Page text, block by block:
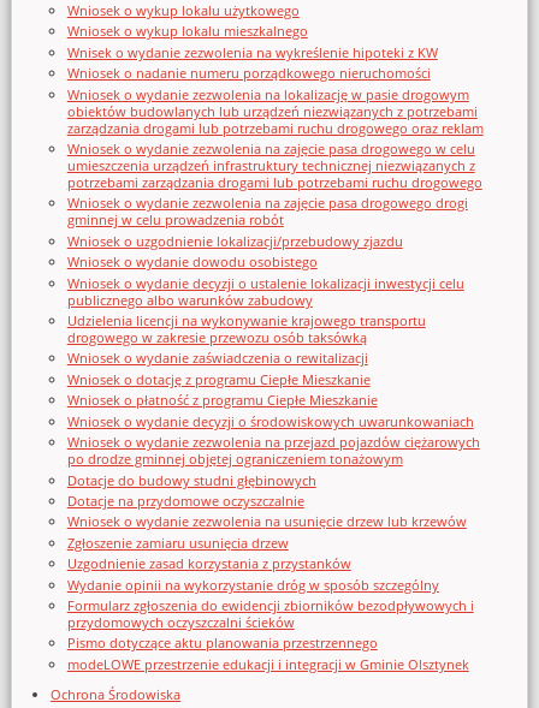
Wniosek o wykup lokalu użytkowego
Wniosek o wykup lokalu mieszkalnego
Wnisek o wydanie zezwolenia na wykreślenie hipoteki z KW
Wniosek o nadanie numeru porządkowego nieruchomości
Wniosek o wydanie zezwolenia na lokalizację w pasie drogowym
obiektów budowlanych lub urządzeń niezwiązanych z potrzebami
zarządzania drogami lub potrzebami ruchu drogowego oraz reklam
Wniosek o wydanie zezwolenia na zajęcie pasa drogowego w celu
umieszczenia urządzeń infrastruktury technicznej niezwiązanych z
potrzebami zarządzania drogami lub potrzebami ruchu drogowego
Wniosek o wydanie zezwolenia na zajęcie pasa drogowego drogi
gminnej w celu prowadzenia robót
Wniosek o uzgodnienie lokalizacji/przebudowy zjazdu
Wniosek o wydanie dowodu osobistego
Wniosek o wydanie decyzji o ustalenie lokalizacji inwestycji celu
publicznego albo warunków zabudowy
Udzielenia licencji na wykonywanie krajowego transportu
drogowego w zakresie przewozu osób taksówką
Wniosek o wydanie zaświadczenia o rewitalizacji
Wniosek o dotację z programu Ciepłe Mieszkanie
Wniosek o płatność z programu Ciepłe Mieszkanie
Wniosek o wydanie decyzji o środowiskowych uwarunkowaniach
Wniosek o wydanie zezwolenia na przejazd pojazdów ciężarowych
po drodze gminnej objętej ograniczeniem tonażowym
Dotacje do budowy studni głębinowych
Dotacje na przydomowe oczyszczalnie
Wniosek o wydanie zezwolenia na usunięcie drzew lub krzewów
Zgłoszenie zamiaru usunięcia drzew
Uzgodnienie zasad korzystania z przystanków
Wydanie opinii na wykorzystanie dróg w sposób szczególny
Formularz zgłoszenia do ewidencji zbiorników bezodpływowych i
przydomowych oczyszczalni ścieków
Pismo dotyczące aktu planowania przestrzennego
modeLOWE przestrzenie edukacji i integracji w Gminie Olsztynek
Ochrona Środowiska